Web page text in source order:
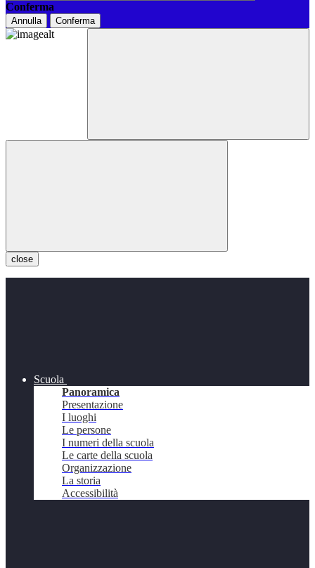
Conferma
Annulla Conferma
close
Scuola
Panoramica
Presentazione
I luoghi
Le persone
I numeri della scuola
Le carte della scuola
Organizzazione
La storia
Accessibilità